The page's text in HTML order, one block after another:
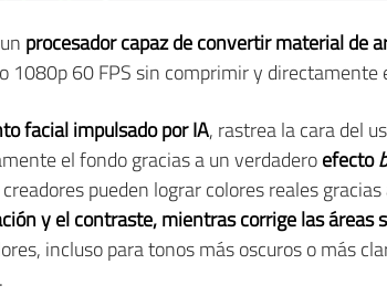
procesador capaz de convertir material de
1080p 60 FPS sin comprimir y
facial impulsado por IA, rastrea la cara del
el fondo gracias a un verdaderoefecto
creadores pueden lograr colores reales gracias
y el contraste, mientras corrige las áreas
incluso para tonos más oscuros o más